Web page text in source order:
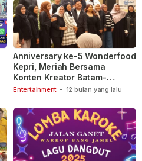
Entertainment - 12 bulan yang lalu
Anniversary ke-5 Wonderfood
Kepri, Meriah Bersama
Konten Kreator Batam-
Tanjungpinang